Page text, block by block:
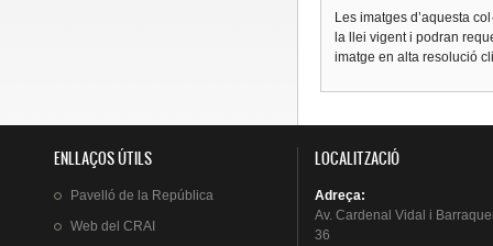
Les imatges d’aquesta
la llei vigent i podran
imatge en alta resolució
ENLLAÇOS ÚTILS
Pavelló de la República
Web del CRAI
LOCALITZACIÓ
Adreça:
Av. Cardenal Vidal i
36